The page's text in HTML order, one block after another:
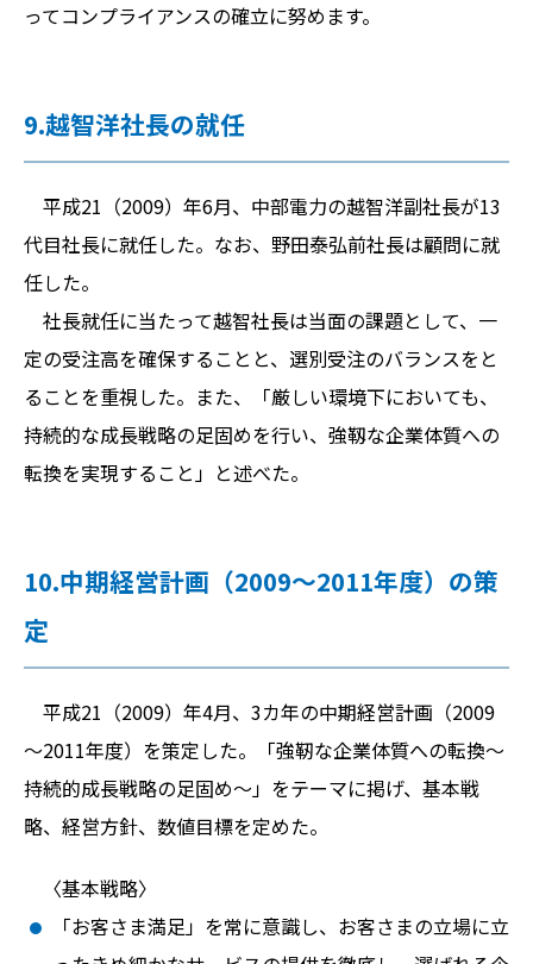
ってコンプライアンスの確立に努めます。
9.越智洋社長の就任
平成21（2009）年6月、中部電力の越智洋副社長が13
代目社長に就任した。なお、野田泰弘前社長は顧問に就
任した。
社長就任に当たって越智社長は当面の課題として、一
定の受注高を確保することと、選別受注のバランスをと
ることを重視した。また、「厳しい環境下においても、
持続的な成長戦略の足固めを行い、強靱な企業体質への
転換を実現すること」と述べた。
10.中期経営計画（2009～2011年度）の策
定
平成21（2009）年4月、3カ年の中期経営計画（2009
～2011年度）を策定した。「強靭な企業体質への転換～
持続的成長戦略の足固め～」をテーマに掲げ、基本戦
略、経営方針、数値目標を定めた。
〈基本戦略〉
「お客さま満足」を常に意識し、お客さまの立場に立